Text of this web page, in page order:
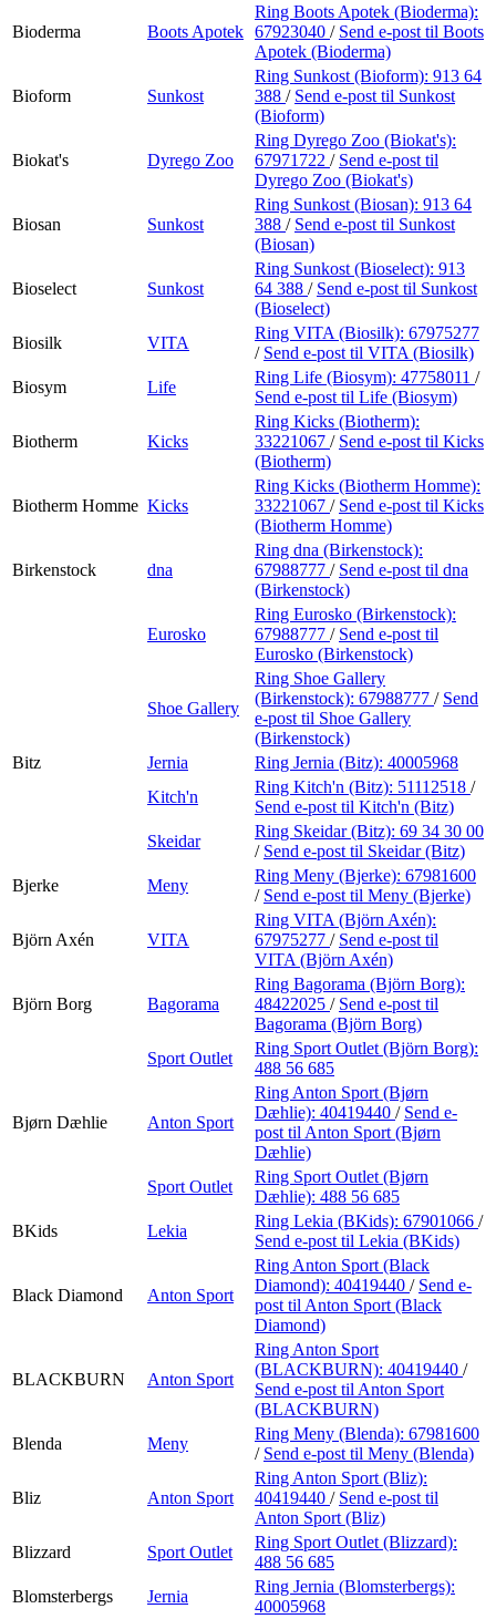
Bioderma Boots Apotek
Ring Boots Apotek (Bioderma):
67923040 / Send e-post til Boots
Apotek (Bioderma)
Bioform Sunkost
Ring Sunkost (Bioform): 913 64
388 / Send e-post til Sunkost
(Bioform)
Biokat's Dyrego Zoo
Ring Dyrego Zoo (Biokat's):
67971722 / Send e-post til
Dyrego Zoo (Biokat's)
Biosan Sunkost
Ring Sunkost (Biosan): 913 64
388 / Send e-post til Sunkost
(Biosan)
Bioselect Sunkost
Ring Sunkost (Bioselect): 913
64 388 / Send e-post til Sunkost
(Bioselect)
Biosilk
VITA
Ring VITA (Biosilk): 67975277
/ Send e-post til VITA (Biosilk)
Biosym
Life
Ring Life (Biosym): 47758011 /
Send e-post til Life (Biosym)
Biotherm Kicks
Ring Kicks (Biotherm):
33221067 / Send e-post til Kicks
(Biotherm)
Biotherm Homme Kicks
Ring Kicks (Biotherm Homme):
33221067 / Send e-post til Kicks
(Biotherm Homme)
Birkenstock dna
Ring dna (Birkenstock):
67988777 / Send e-post til dna
(Birkenstock)
Eurosko
Ring Eurosko (Birkenstock):
67988777 / Send e-post til
Eurosko (Birkenstock)
Shoe Gallery
Ring Shoe Gallery
(Birkenstock): 67988777 / Send
e-post til Shoe Gallery
(Birkenstock)
Bitz
Jernia Ring Jernia (Bitz): 40005968
Kitch'n
Ring Kitch'n (Bitz): 51112518 /
Send e-post til Kitch'n (Bitz)
Skeidar
Ring Skeidar (Bitz): 69 34 30 00
/ Send e-post til Skeidar (Bitz)
Bjerke
Meny
Ring Meny (Bjerke): 67981600
/ Send e-post til Meny (Bjerke)
Björn Axén VITA
Ring VITA (Björn Axén):
67975277 / Send e-post til
VITA (Björn Axén)
Björn Borg Bagorama
Ring Bagorama (Björn Borg):
48422025 / Send e-post til
Bagorama (Björn Borg)
Sport Outlet
Ring Sport Outlet (Björn Borg):
488 56 685
Bjørn Dæhlie Anton Sport
Ring Anton Sport (Bjørn
Dæhlie): 40419440 / Send e-
post til Anton Sport (Bjørn
Dæhlie)
Sport Outlet
Ring Sport Outlet (Bjørn
Dæhlie): 488 56 685
BKids
Lekia
Ring Lekia (BKids): 67901066 /
Send e-post til Lekia (BKids)
Black Diamond Anton Sport
Ring Anton Sport (Black
Diamond): 40419440 / Send e-
post til Anton Sport (Black
Diamond)
BLACKBURN Anton Sport
Ring Anton Sport
(BLACKBURN): 40419440 /
Send e-post til Anton Sport
(BLACKBURN)
Blenda
Meny
Ring Meny (Blenda): 67981600
/ Send e-post til Meny (Blenda)
Bliz Anton Sport
Ring Anton Sport (Bliz):
40419440 / Send e-post til
Anton Sport (Bliz)
Blizzard
Sport Outlet
Ring Sport Outlet (Blizzard):
488 56 685
Blomsterbergs
Jernia
Ring Jernia (Blomsterbergs):
40005968